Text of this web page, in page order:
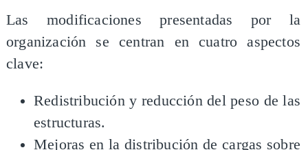
Las modificaciones presentadas por la
organización se centran en cuatro aspectos
clave:
Redistribución y reducción del peso de las
estructuras.
Mejoras en la distribución de cargas sobre